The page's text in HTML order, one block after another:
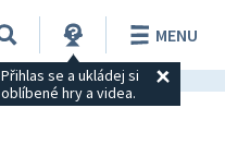
Přihlas se a ukládej si
oblíbené hry a videa.
MENU